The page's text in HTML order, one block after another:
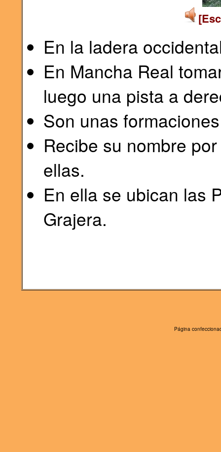
En la ladera
En Mancha Real
luego una pista a
Son unas
Recibe su nombre
ellas.
En ella se ubican las
Grajera.
Página